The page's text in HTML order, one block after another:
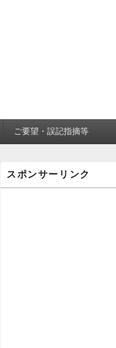
ご要望・誤記指摘等
イ
ン
スポンサーリンク